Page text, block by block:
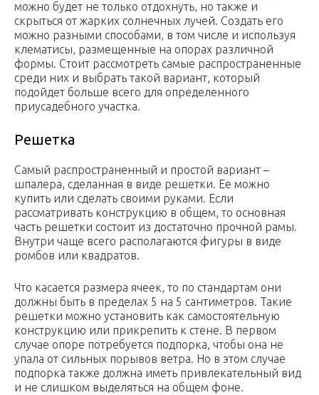
можно будет не только отдохнуть, но также и
скрыться от жарких солнечных лучей. Создать его
можно разными способами, в том числе и используя
клематисы, размещенные на опорах различной
формы. Стоит рассмотреть самые распространенные
среди них и выбрать такой вариант, который
подойдет больше всего для определенного
приусадебного участка.
Решетка
Самый распространенный и простой вариант –
шпалера, сделанная в виде решетки. Ее можно
купить или сделать своими руками. Если
рассматривать конструкцию в общем, то основная
часть решетки состоит из достаточно прочной рамы.
Внутри чаще всего располагаются фигуры в виде
ромбов или квадратов.
Что касается размера ячеек, то по стандартам они
должны быть в пределах 5 на 5 сантиметров. Такие
решетки можно установить как самостоятельную
конструкцию или прикрепить к стене. В первом
случае опоре потребуется подпорка, чтобы она не
упала от сильных порывов ветра. Но в этом случае
подпорка также должна иметь привлекательный вид
и не слишком выделяться на общем фоне.